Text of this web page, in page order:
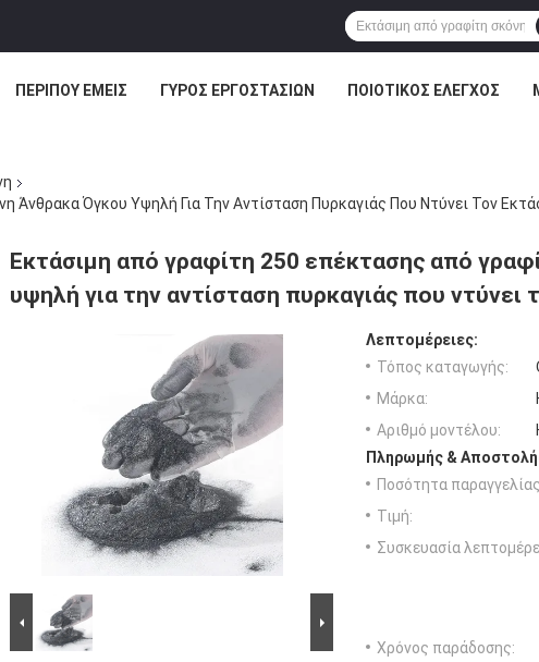
ΠΕΡΊΠΟΥ ΕΜΕΊΣ ΓΎΡΟΣ ΕΡΓΟΣΤΑΣΊΩΝ ΠΟΙΟΤΙΚΌΣ ΈΛΕΓΧΟΣ
Άνθρακα Όγκου Υψηλή Για Την Αντίσταση Πυρκαγιάς Που Ντύνει Τον
Εκτάσιμη από γραφίτη 250 επέκτασης από
υψηλή για την αντίσταση πυρκαγιάς που ντύνει
Λεπτομέρειες:
Τόπος καταγωγής:
Μάρκα:
Αριθμό μοντέλου:
Πληρωμής &
Ποσότητα
Τιμή:
Συσκευασία
Χρόνος παράδοσης: